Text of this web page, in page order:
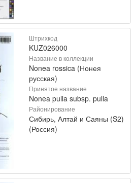
Штрихкод
KUZ026000
Название в коллекции
Nonea rossica (Нонея
русская)
Принятое название
Nonea pulla subsp. pulla
Районирование
Сибирь, Алтай и Саяны (S2)
(Россия)